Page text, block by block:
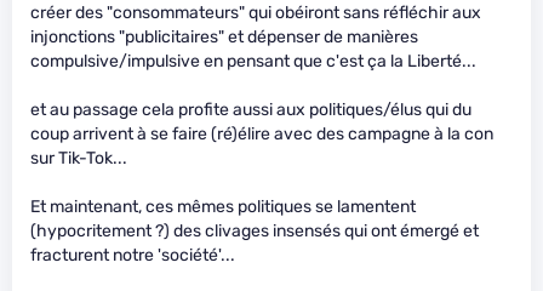
créer des "consommateurs" qui obéiront sans réfléchir aux
injonctions "publicitaires" et dépenser de manières
compulsive/impulsive en pensant que c'est ça la Liberté...
et au passage cela profite aussi aux politiques/élus qui du
coup arrivent à se faire (ré)élire avec des campagne à la con
sur Tik-Tok...
Et maintenant, ces mêmes politiques se lamentent
(hypocritement ?) des clivages insensés qui ont émergé et
fracturent notre 'société'...